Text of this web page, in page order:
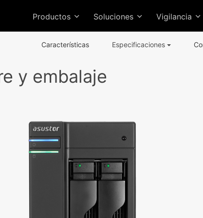
Productos Soluciones Vigilancia
Características Especificaciones
y embalaje